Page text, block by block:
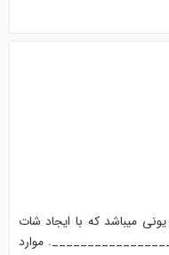
میباشد که با ایجاد شات
موارد